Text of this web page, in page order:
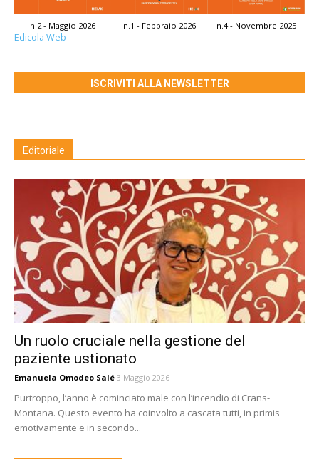
n.2 - Maggio 2026 n.1 - Febbraio 2026 n.4 - Novembre 2025
Edicola Web
ISCRIVITI ALLA NEWSLETTER
Editoriale
Un ruolo cruciale nella gestione del
paziente ustionato
Emanuela Omodeo Salé 3 Maggio 2026
Purtroppo, l’anno è cominciato male con l’incendio di Crans-
Montana. Questo evento ha coinvolto a cascata tutti, in primis
emotivamente e in secondo...